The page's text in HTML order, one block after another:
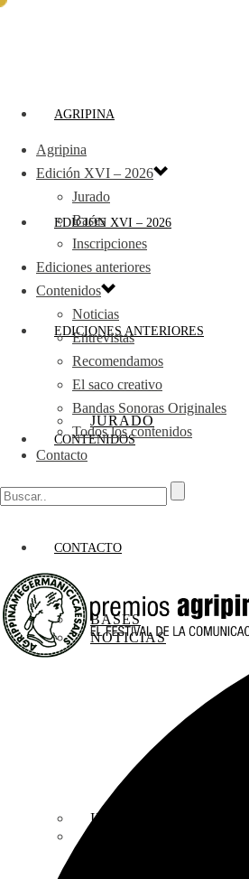
AGRIPINA
EDICIÓN XVI – 2026
JURADO
BASES
INSCRIPCIONES
EDICIONES ANTERIORES
CONTENIDOS
NOTICIAS
CONTACTO
Agripina
Edición XVI – 2026
Jurado
Bases
Inscripciones
Ediciones anteriores
Contenidos
Noticias
Entrevistas
Recomendamos
El saco creativo
Bandas Sonoras Originales
Todos los contenidos
Contacto